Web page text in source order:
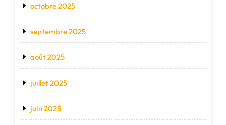
octobre 2025
septembre 2025
août 2025
juillet 2025
juin 2025